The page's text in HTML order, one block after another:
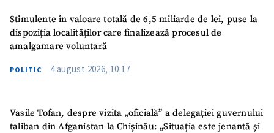
Stimulente în valoare totală de 6,5 miliarde de lei, puse la
dispoziția localităților care finalizează procesul de
amalgamare voluntară
POLITIC 4 august 2026, 10:17
Vasile Tofan, despre vizita „oficială” a delegației guvernului
taliban din Afganistan la Chișinău: „Situația este jenantă și